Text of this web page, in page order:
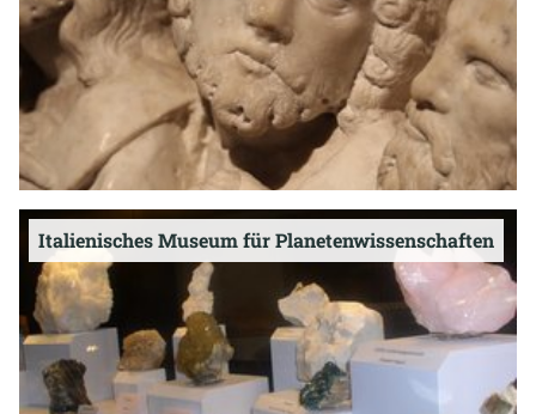
Italienisches Museum für Planetenwissenschaften